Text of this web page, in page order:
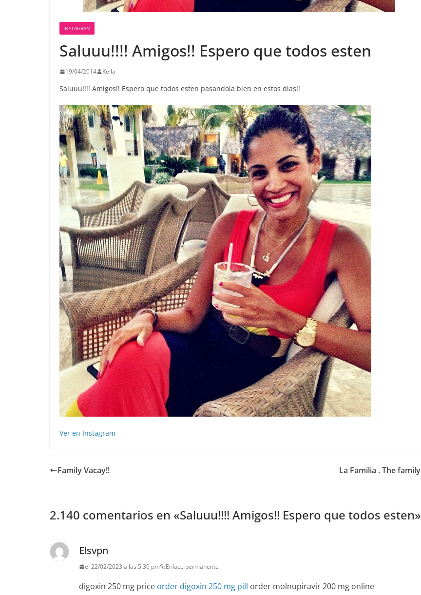
INSTAGRAM
Saluuu!!!! Amigos!! Espero que todos esten
19/04/2014 Keila
Saluuu!!!! Amigos!! Espero que todos esten pasandola bien en estos dias!!
Ver en Instagram
Family Vacay!! La Familia . The family
2.140 comentarios en «Saluuu!!!! Amigos!! Espero que todos esten»
Elsvpn
el 22/02/2023 a las 5:30 pm Enlace permanente
digoxin 250 mg price order digoxin 250 mg pill order molnupiravir 200 mg online